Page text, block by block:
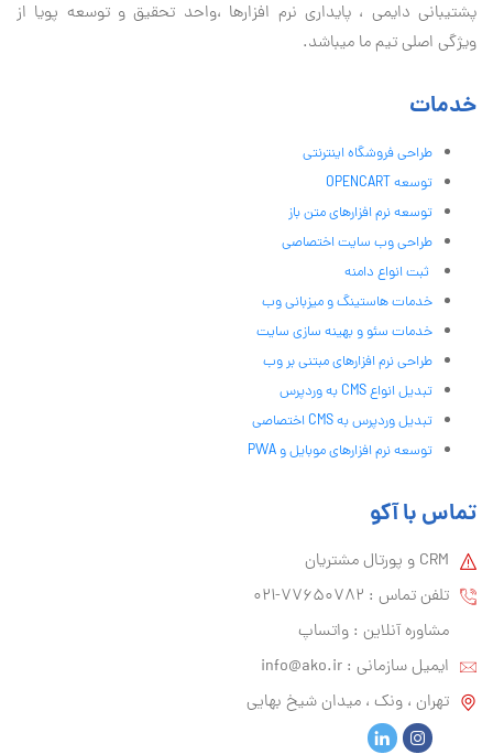
پشتیبانی دايمی ، پایداری نرم افزارها ،واحد تحقیق و توسعه پویا از
ویژگی اصلی تیم ما میباشد.
خدمات
طراحی فروشگاه اینترنتی
توسعه OPENCART
توسعه نرم افزارهای متن باز
طراحی وب سایت اختصاصی
ثبت انواع دامنه
خدمات هاستینگ و میزبانی وب
خدمات سئو و بهینه سازی سایت
طراحی نرم افزارهای مبتنی بر وب
تبدیل انواع CMS به وردپرس
تبدیل وردپرس به CMS اختصاصی
توسعه نرم افزارهای موبایل و PWA
تماس با آکو
CRM و پورتال مشتریان
تلفن تماس :‌ 77650782-021
مشاوره آنلاین : واتساپ
ایمیل سازمانی :‌ info@ako.ir
تهران ، ونک ، میدان شیخ بهایی